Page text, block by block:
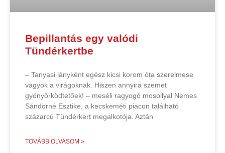
Bepillantás egy valódi
Tündérkertbe
– Tanyasi lányként egész kicsi korom óta szerelmese
vagyok a virágoknak. Hiszen annyira szemet
gyönyörködtetőek! – meséli ragyogó mosollyal Nemes
Sándorné Esztike, a kecskeméti piacon található
százarcú Tündérkert megalkotója. Aztán
TOVÁBB OLVASOM »